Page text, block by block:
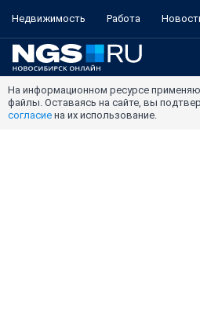
Недвижимость Работа
На информационном ресурсе
файлы. Оставаясь на сайте, вы
согласие на их использование.